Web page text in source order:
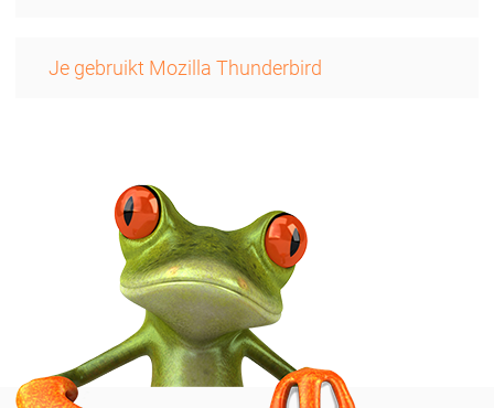
Je gebruikt Mozilla Thunderbird